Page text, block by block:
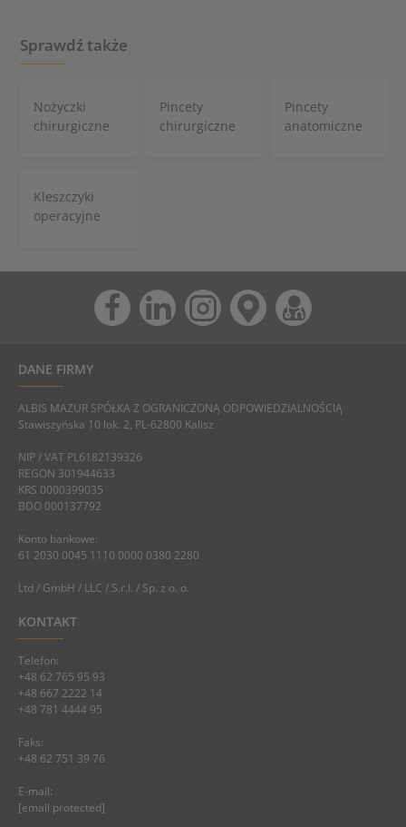
Sprawdź także
Nożyczki
chirurgiczne
Pincety
chirurgiczne
Pincety
anatomiczne
Kleszczyki
operacyjne
DANE FIRMY
ALBIS MAZUR SPÓŁKA Z OGRANICZONĄ ODPOWIEDZIALNOŚCIĄ
Stawiszyńska 10 lok. 2, PL-62800 Kalisz
NIP / VAT PL6182139326
REGON 301944633
KRS 0000399035
BDO 000137792
Konto bankowe:
61 2030 0045 1110 0000 0380 2280
Ltd / GmbH / LLC / S.r.l. / Sp. z o. o.
KONTAKT
Telefon:
+48 62 765 95 93
+48 667 2222 14
+48 781 4444 95
Faks:
+48 62 751 39 76
E-mail:
[email protected]